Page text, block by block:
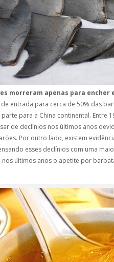
morreram apenas para encher
entrada para cerca de 50% das
para a China continental. Entre
de declínios nos últimos anos
Por outro lado, existem
esses declínios com uma
últimos anos o apetite por